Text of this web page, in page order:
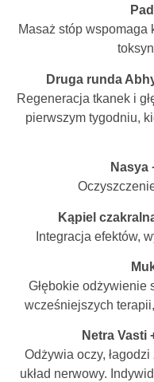
Masaż stóp wspomaga
Druga runda
Regeneracja tkanek i
pierwszym tygodniu,
Nasya
Kąpiel
Integracja efektów,
Głębokie odżywienie
wcześniejszych
Netra Vasti
Odżywia oczy,
układ nerwowy.